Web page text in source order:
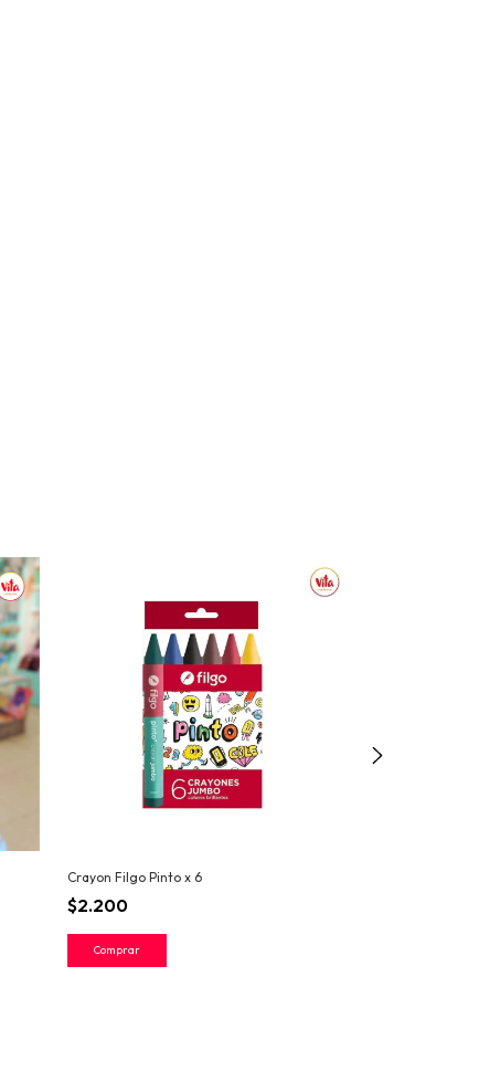
Crayon Filgo Pinto x 6
$2.200